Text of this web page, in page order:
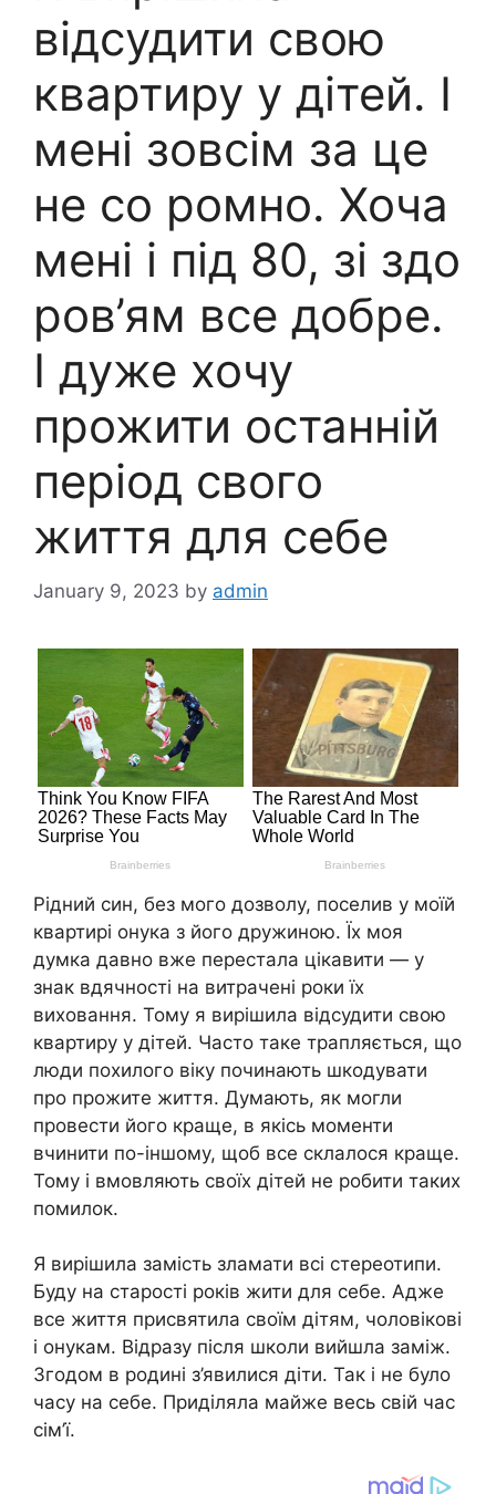
відсудити свою
квартиру у дітей. І
мені зовсім за це
не со ромно. Хоча
мені і під 80, зі здо
ров’ям все добре.
І дуже хочу
прожити останній
період свого
життя для себе
January 9, 2023 by admin
Рідний син, без мого дозволу, поселив у моїй
квартирі онука з його дружиною. Їх моя
думка давно вже перестала цікавити — у
знак вдячності на витрачені роки їх
виховання. Тому я вирішила відсудити свою
квартиру у дітей. Часто таке трапляється, що
люди похилого віку починають шкодувати
про прожите життя. Думають, як могли
провести його краще, в якісь моменти
вчинити по-іншому, щоб все склалося краще.
Тому і вмовляють своїх дітей не робити таких
помилок.
Я вирішила замість зламати всі стереотипи.
Буду на старості років жити для себе. Адже
все життя присвятила своїм дітям, чоловікові
і онукам. Відразу після школи вийшла заміж.
Згодом в родині з’явилися діти. Так і не було
часу на себе. Приділяла майже весь свій час
сім’ї.